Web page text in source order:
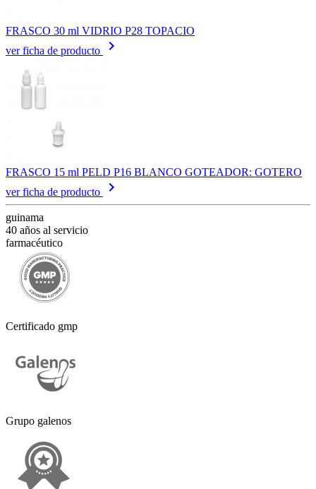
FRASCO 30 ml VIDRIO P28 TOPACIO
ver ficha de producto
keyboard_arrow_right
FRASCO 15 ml PELD P16 BLANCO GOTEADOR: GOTERO
ver ficha de producto
keyboard_arrow_right
guinama
40 años al servicio
farmacéutico
Certificado gmp
Grupo galenos